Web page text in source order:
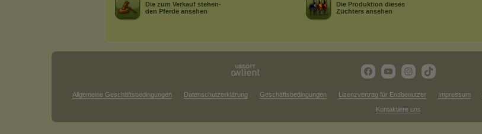
Die zum Verkauf stehen-
den Pferde ansehen
Die Produktion dieses
Züchters ansehen
Allgemeine Geschäftsbedingungen Datenschutzerklärung Geschäftsbedingungen Lizenzvertrag für Endbenutzer Impressum
Kontaktiere uns